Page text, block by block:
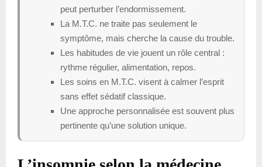
peut perturber l’endormissement.
La M.T.C. ne traite pas seulement le
symptôme, mais cherche la cause du trouble.
Les habitudes de vie jouent un rôle central :
rythme régulier, alimentation, repos.
Les soins en M.T.C. visent à calmer l’esprit
sans effet sédatif classique.
Une approche personnalisée est souvent plus
pertinente qu’une solution unique.